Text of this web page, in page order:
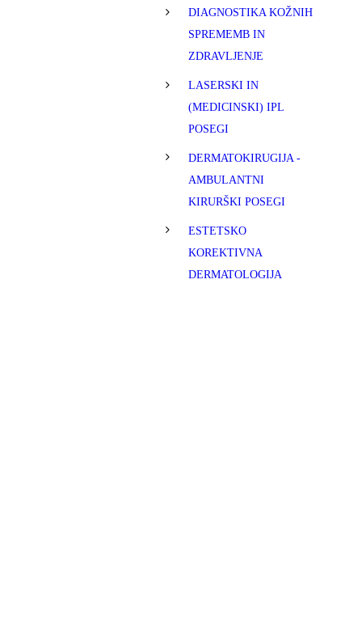
DIAGNOSTIKA KOŽNIH
SPREMEMB IN
ZDRAVLJENJE
LASERSKI IN
(MEDICINSKI) IPL
POSEGI
DERMATOKIRUGIJA -
AMBULANTNI
KIRURŠKI POSEGI
ESTETSKO
KOREKTIVNA
DERMATOLOGIJA